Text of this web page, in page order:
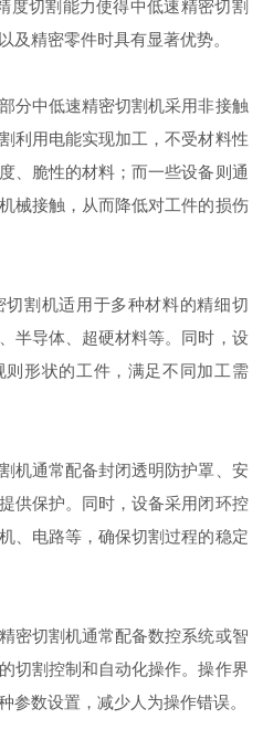
度切割能力使得中低速精密切割
及精密零件时具有显著优势。
中低速精密切割机采用非接触
利用电能实现加工，不受材料性
、脆性的材料；而一些设备则通
械接触，从而降低对工件的损伤
割机适用于多种材料的精细切
半导体、超硬材料等。同时，设
形状的工件，满足不同加工需
通常配备封闭透明防护罩、安
供保护。同时，设备采用闭环控
、电路等，确保切割过程的稳定
切割机通常配备数控系统或智
切割控制和自动化操作。操作界
参数设置，减少人为操作错误。